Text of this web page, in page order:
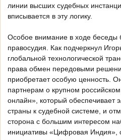
линии высших судебных
вписывается в эту логику.
Особое внимание в ходе беседы
правосудия. Как подчеркнул
глобальной технологической
права обмен передовыми
приобретает особую ценность.
партнерам о крупном
онлайн», который обеспечивает
страны к судебной системе, и
сторона с большим интересом
инициативы «Цифровая Индия»,